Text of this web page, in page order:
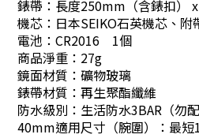
錶帶：長度250mm（含錶扣）
機芯：日本SEIKO石英機芯、附
電池：CR2016 1個
商品淨重：27g
鏡面材質：礦物玻璃
錶帶材質：再生聚酯纖維
防水級別：生活防水3BAR（勿
40mm適用尺寸（腕圍）：最